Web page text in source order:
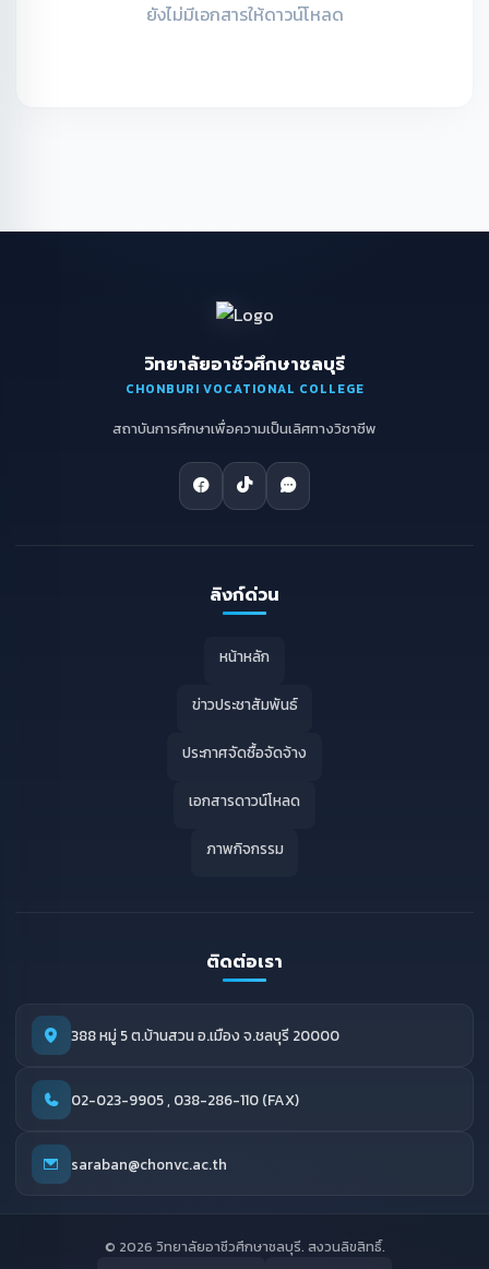
ยังไม่มีเอกสารให้ดาวน์โหลด
วิทยาลัยอาชีวศึกษาชลบุรี
CHONBURI VOCATIONAL COLLEGE
สถาบันการศึกษาเพื่อความเป็นเลิศทางวิชาชีพ
ลิงก์ด่วน
หน้าหลัก
ข่าวประชาสัมพันธ์
ประกาศจัดซื้อจัดจ้าง
เอกสารดาวน์โหลด
ภาพกิจกรรม
ติดต่อเรา
388 หมู่ 5 ต.บ้านสวน อ.เมือง จ.ชลบุรี 20000
02-023-9905 , 038-286-110 (FAX)
saraban@chonvc.ac.th
© 2026 วิทยาลัยอาชีวศึกษาชลบุรี. สงวนลิขสิทธิ์.